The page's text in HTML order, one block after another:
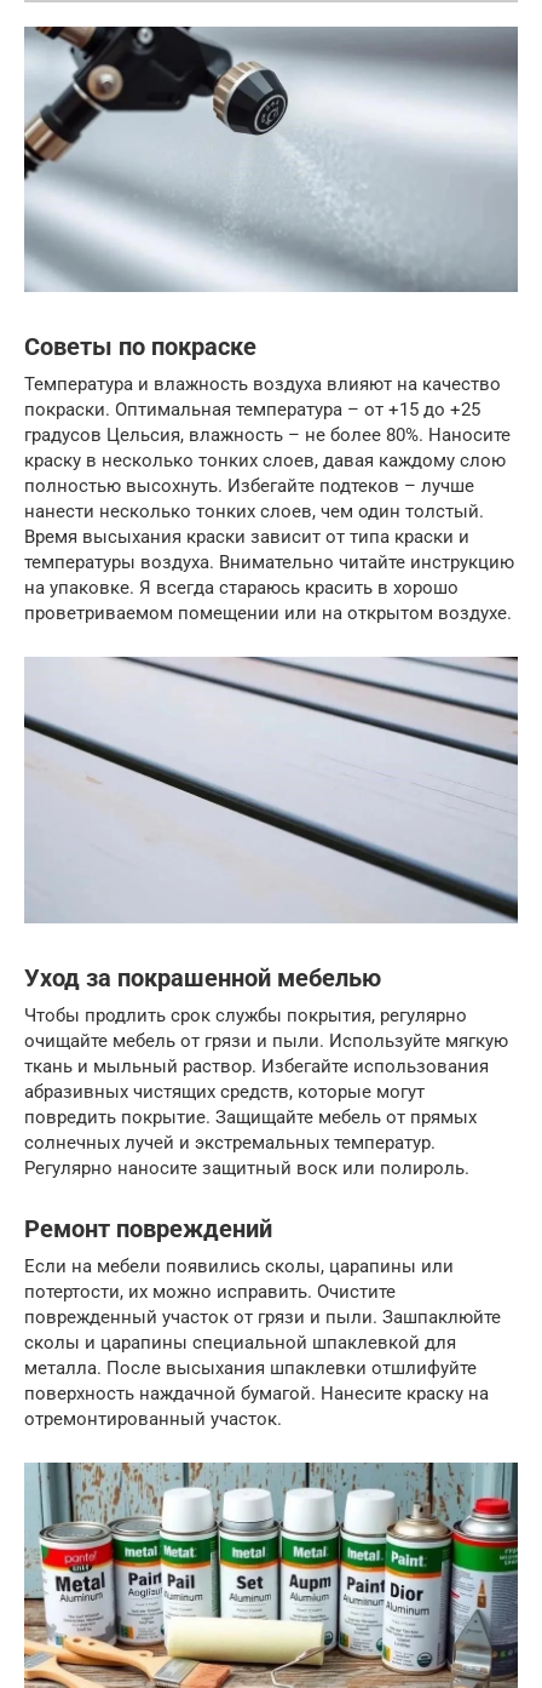
Советы по покраске
Температура и влажность воздуха влияют на качество
покраски. Оптимальная температура – от +15 до +25
градусов Цельсия, влажность – не более 80%. Наносите
краску в несколько тонких слоев, давая каждому слою
полностью высохнуть. Избегайте подтеков – лучше
нанести несколько тонких слоев, чем один толстый.
Время высыхания краски зависит от типа краски и
температуры воздуха. Внимательно читайте инструкцию
на упаковке. Я всегда стараюсь красить в хорошо
проветриваемом помещении или на открытом воздухе.
Уход за покрашенной мебелью
Чтобы продлить срок службы покрытия, регулярно
очищайте мебель от грязи и пыли. Используйте мягкую
ткань и мыльный раствор. Избегайте использования
абразивных чистящих средств, которые могут
повредить покрытие. Защищайте мебель от прямых
солнечных лучей и экстремальных температур.
Регулярно наносите защитный воск или полироль.
Ремонт повреждений
Если на мебели появились сколы, царапины или
потертости, их можно исправить. Очистите
поврежденный участок от грязи и пыли. Зашпаклюйте
сколы и царапины специальной шпаклевкой для
металла. После высыхания шпаклевки отшлифуйте
поверхность наждачной бумагой. Нанесите краску на
отремонтированный участок.